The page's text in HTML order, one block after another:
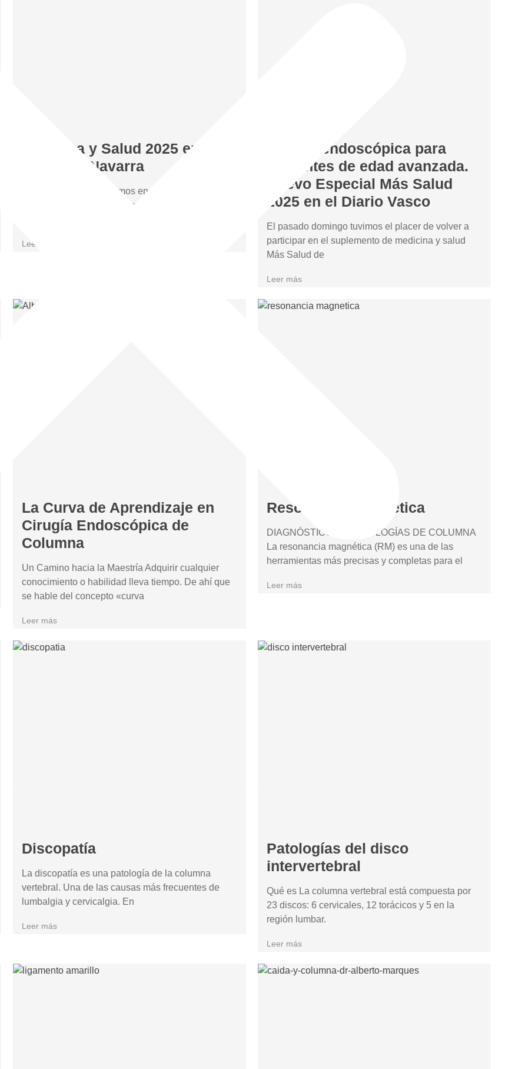
Medicina y Salud 2025 en el
Diario de Navarra
Este domingo participamos en el Diario de Navarra
con un reportaje en el especial “Medicina y Salud”
Leer más
Cirugía endoscópica para
pacientes de edad avanzada.
Nuevo Especial Más Salud
2025 en el Diario Vasco
El pasado domingo tuvimos el placer de volver a
participar en el suplemento de medicina y salud
Más Salud de
Leer más
La Curva de Aprendizaje en
Cirugía Endoscópica de
Columna
Un Camino hacia la Maestría Adquirir cualquier
conocimiento o habilidad lleva tiempo. De ahí que
se hable del concepto «curva
Leer más
Resonancia Magnética
DIAGNÓSTICO EN PATOLOGÍAS DE COLUMNA
La resonancia magnética (RM) es una de las
herramientas más precisas y completas para el
Leer más
Discopatía
La discopatía es una patología de la columna
vertebral. Una de las causas más frecuentes de
lumbalgia y cervicalgia. En
Leer más
Patologías del disco
intervertebral
Qué es La columna vertebral está compuesta por
23 discos: 6 cervicales, 12 torácicos y 5 en la
región lumbar.
Leer más